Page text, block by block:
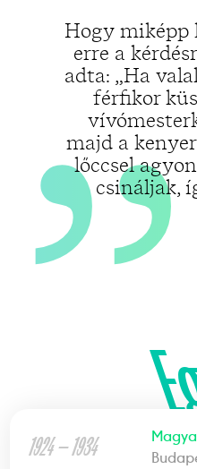
Hogy miképp
erre a
adta: „Ha
férfikor
majd a
lőccsel
csináljak,
1924 — 1934